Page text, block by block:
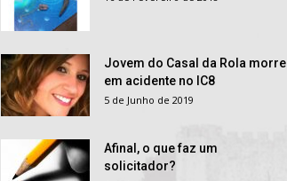
Jovem do Casal da Rola morre
em acidente no IC8
5 de Junho de 2019
Afinal, o que faz um
solicitador?